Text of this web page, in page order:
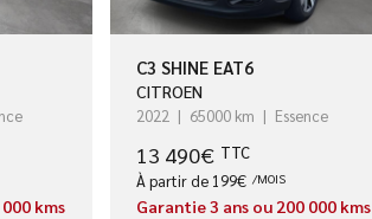
kms
C3 SHINE EAT6
CITROEN
2022 65000 km Essence
13 490€ TTC
À partir de 199€ /MOIS
Garantie 3 ans ou 200 000 kms